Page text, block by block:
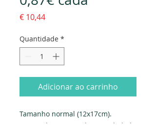
€ 10,44Preço
Quantidade *
Adicionar ao carrinho
Tamanho normal (12x17cm).
Fornecido com envelope. Embalado